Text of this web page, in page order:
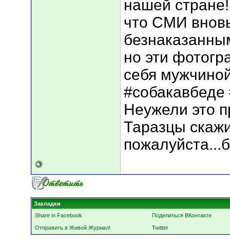
нашей
что СМИ
но эти
себя
Неужели это
Таразцы
Закладки
Share in Facebook
Поделиться ВКонтакте
Отправить в Живой Журнал!
Twitter